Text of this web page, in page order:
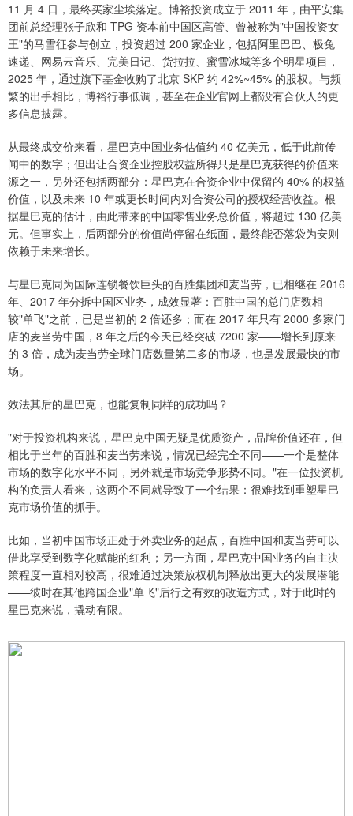
11 月 4 日，最终买家尘埃落定。博裕投资成立于 2011 年，由平安集
团前总经理张子欣和 TPG 资本前中国区高管、曾被称为"中国投资女
王"的马雪征参与创立，投资超过 200 家企业，包括阿里巴巴、极兔
速递、网易云音乐、完美日记、货拉拉、蜜雪冰城等多个明星项目，
2025 年，通过旗下基金收购了北京 SKP 约 42%~45% 的股权。与频
繁的出手相比，博裕行事低调，甚至在企业官网上都没有合伙人的更
多信息披露。
从最终成交价来看，星巴克中国业务估值约 40 亿美元，低于此前传
闻中的数字；但出让合资企业控股权益所得只是星巴克获得的价值来
源之一，另外还包括两部分：星巴克在合资企业中保留的 40% 的权益
价值，以及未来 10 年或更长时间内对合资公司的授权经营收益。根
据星巴克的估计，由此带来的中国零售业务总价值，将超过 130 亿美
元。但事实上，后两部分的价值尚停留在纸面，最终能否落袋为安则
依赖于未来增长。
与星巴克同为国际连锁餐饮巨头的百胜集团和麦当劳，已相继在 2016
年、2017 年分拆中国区业务，成效显著：百胜中国的总门店数相
较"单飞"之前，已是当初的 2 倍还多；而在 2017 年只有 2000 多家门
店的麦当劳中国，8 年之后的今天已经突破 7200 家——增长到原来
的 3 倍，成为麦当劳全球门店数量第二多的市场，也是发展最快的市
场。
效法其后的星巴克，也能复制同样的成功吗？
"对于投资机构来说，星巴克中国无疑是优质资产，品牌价值还在，但
相比于当年的百胜和麦当劳来说，情况已经完全不同——一个是整体
市场的数字化水平不同，另外就是市场竞争形势不同。"在一位投资机
构的负责人看来，这两个不同就导致了一个结果：很难找到重塑星巴
克市场价值的抓手。
比如，当初中国市场正处于外卖业务的起点，百胜中国和麦当劳可以
借此享受到数字化赋能的红利；另一方面，星巴克中国业务的自主决
策程度一直相对较高，很难通过决策放权机制释放出更大的发展潜能
——彼时在其他跨国企业"单飞"后行之有效的改造方式，对于此时的
星巴克来说，撬动有限。